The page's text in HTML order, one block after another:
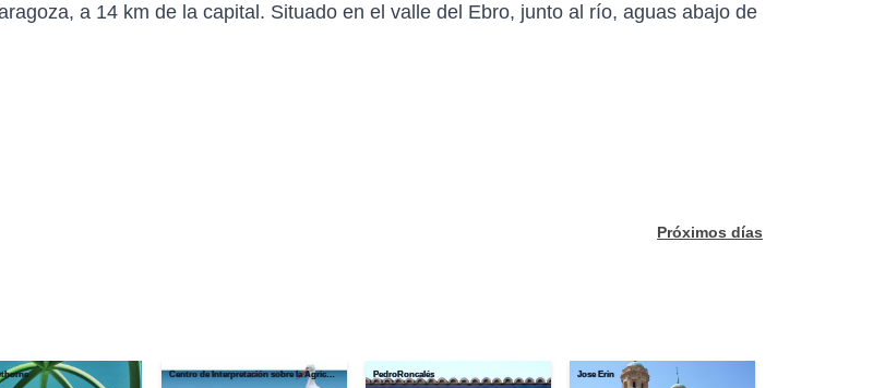
a 14 km de la capital. Situado en el valle del Ebro, junto al río, aguas abajo de
Próximos días
Centro de Interpretación sobre la Agricultura y el Regadío PedroRoncalés Jose Erin